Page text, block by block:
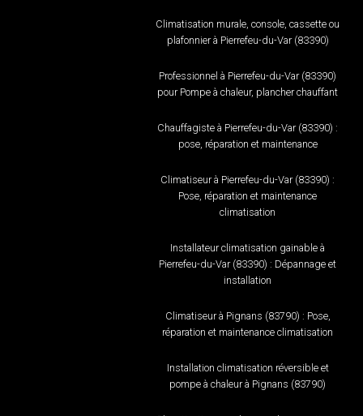
Climatisation murale, console, cassette ou
plafonnier à Pierrefeu-du-Var (83390)
Professionnel à Pierrefeu-du-Var (83390)
pour Pompe à chaleur, plancher chauffant
Chauffagiste à Pierrefeu-du-Var (83390) :
pose, réparation et maintenance
Climatiseur à Pierrefeu-du-Var (83390) :
Pose, réparation et maintenance
climatisation
Installateur climatisation gainable à
Pierrefeu-du-Var (83390) : Dépannage et
installation
Climatiseur à Pignans (83790) : Pose,
réparation et maintenance climatisation
Installation climatisation réversible et
pompe à chaleur à Pignans (83790)